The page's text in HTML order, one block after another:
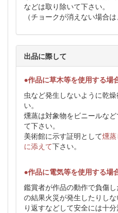
などは取り除いて下さい。
（チョークが消えない場合
出品に際して
●作品に草木等を使用する場
虫など発生しないように乾
い。
燻蒸は対象物をビニールな
て下さい。
美術館に示す証明として燻
に添えて下さい。
●作品に電気等を使用する場
鑑賞者が作品の動作で負傷
の結果火災が発生したりし
り返すなどして安全には十分